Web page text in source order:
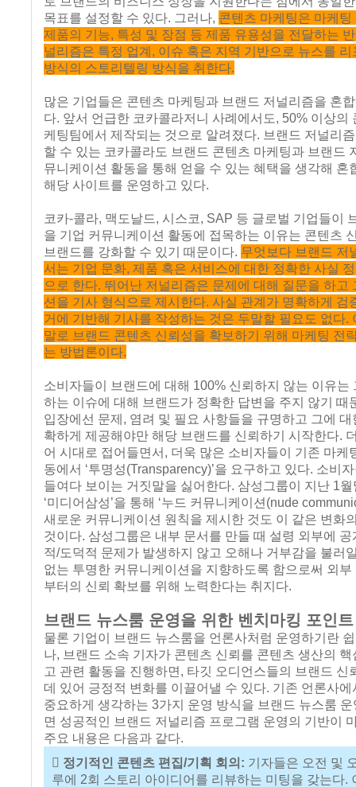
목표를 설정할 수 있다. 그러나, 콘텐츠 마케팅은 마케
제품의 기능, 특성 및 장점 등 제품 유용성을 전달하는
널리즘은 특정 업계, 이슈 혹은 지역 기반으로 뉴스를
방식의 스토리텔링 방식을 취한다.
많은 기업들은 콘텐츠 마케팅과 브랜드 저널리즘을 혼
다. 앞서 언급한 코카콜라저니 사례에서도, 50% 이상의
케팅팀에서 제작되는 것으로 알려졌다. 브랜드 저널리
할 수 있는 코카콜라도 브랜드 콘텐츠 마케팅과 브랜드
뮤니케이션 활동을 통해 얻을 수 있는 혜택을 생각해 혼
해당 사이트를 운영하고 있다.
코카-콜라, 맥도날드, 시스코, SAP 등 글로벌 기업들이
을 기업 커뮤니케이션 활동에 접목하는 이유는 콘텐츠
브랜드를 강화할 수 있기 때문이다. 무엇보다 브랜드 저
서는 기업 문화, 제품 혹은 서비스에 대한 정확한 사실
으로 한다. 뛰어난 저널리즘은 문제에 대해 질문을 하고
션을 기사 형식으로 제시한다. 사실 관계가 명확하게 검
거에 기반해 기사를 작성하는 것은 두말할 필요도 없다.
말로 브랜드 콘텐츠 신뢰성을 확보하기 위해 마케팅 전
는 방법론이다.
소비자들이 브랜드에 대해 100% 신뢰하지 않는 이유는
하는 이슈에 대해 브랜드가 정확한 답변을 주지 않기 때
입장에선 문제, 염려 및 필요 사항들을 규명하고 그에
확하게 제공해야만 해당 브랜드를 신뢰하기 시작한다.
어 시대로 접어들면서, 더욱 많은 소비자들이 기존 마케
동에서 ‘투명성(Transparency)’을 요구하고 있다. 소비
들여다 보이는 거짓말을 싫어한다. 삼성그룹이 지난 1
‘미디어삼성’을 통해 ‘누드 커뮤니케이션(nude
새로운 커뮤니케이션 원칙을 제시한 것도 이 같은 변화
것이다. 삼성그룹은 내부 문서를 만들 때 설령 외부에
적/도덕적 문제가 발생하지 않고 오해나 거부감을 불러
없는 투명한 커뮤니케이션을 지향하도록 함으로써 외
부터의 신뢰 확보를 위해 노력한다는 취지다.
브랜드 뉴스룸 운영을 위한 벤치마킹 포인트
물론 기업이 브랜드 뉴스룸을 언론사처럼 운영하기란
나, 브랜드 소속 기자가 콘텐츠 신뢰를 콘텐츠 생산의
고 관련 활동을 진행하면, 타깃 오디언스들의 브랜드 신
데 있어 긍정적 변화를 이끌어낼 수 있다. 기존 언론사
중요하게 생각하는 3가지 운영 방식을 브랜드 뉴스룸
면 성공적인 브랜드 저널리즘 프로그램 운영의 기반이
주요 내용은 다음과 같다.
 정기적인 콘텐츠 편집/기획 회의: 기자들은 오전 및
루에 2회 스토리 아이디어를 리뷰하는 미팅을 갖는다.